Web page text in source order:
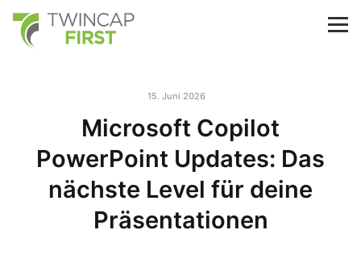
main
content
TwinCap First
15. Juni 2026
Microsoft Copilot
PowerPoint Updates: Das
nächste Level für deine
Präsentationen